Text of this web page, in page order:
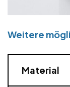
Weitere
Material